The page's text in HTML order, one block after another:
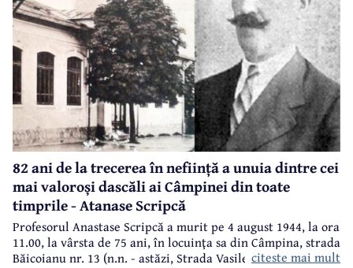
82 ani de la trecerea în neființă a unuia dintre cei
mai valoroși dascăli ai Câmpinei din toate
timprile - Atanase Scripcă
Profesorul Anastase Scripcă a murit pe 4 august 1944, la ora
11.00, la vârsta de 75 ani, în locuinţa sa din Câmpina, strada
Băicoianu nr. 13 (n.n. - astăzi, Strada Vasile Alecsandri).
citeste mai mult